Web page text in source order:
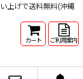
上げで送料無料(沖縄
カート ご利用案内